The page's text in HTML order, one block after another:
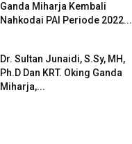
Ganda Miharja Kembali
Nahkodai PAI Periode 2022...
Dr. Sultan Junaidi, S.Sy, MH,
Ph.D Dan KRT. Oking Ganda
Miharja,...